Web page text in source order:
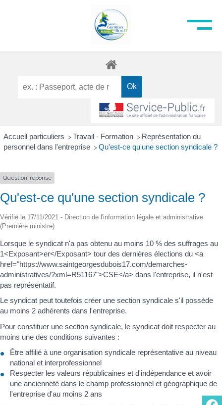
Accueil particuliers > Travail - Formation > Représentation du
personnel dans l'entreprise > Qu'est-ce qu'une section syndicale ?
Question-réponse
Qu'est-ce qu'une section syndicale ?
Vérifié le 17/11/2021 - Direction de l'information légale et administrative
(Première ministre)
Lorsque le syndicat n'a pas obtenu au moins 10 % des suffrages au
1<Exposant>er</Exposant> tour des dernières élections du <a
href="https://www.saintgeorgesdubois17.com/demarches-
administratives/?xml=R51167">CSE</a> dans l'entreprise, il n'est
pas représentatif.
Le syndicat peut toutefois créer une section syndicale s'il possède
au moins 2 adhérents dans l'entreprise.
Pour constituer une section syndicale, le syndicat doit respecter au
moins une des conditions suivantes :
Être affilié à une organisation syndicale représentative au niveau
national et interprofessionnel
Respecter les valeurs républicaines et d'indépendance et avoir
une ancienneté dans le champ professionnel et géographique de
l'entreprise d'au moins 2 ans